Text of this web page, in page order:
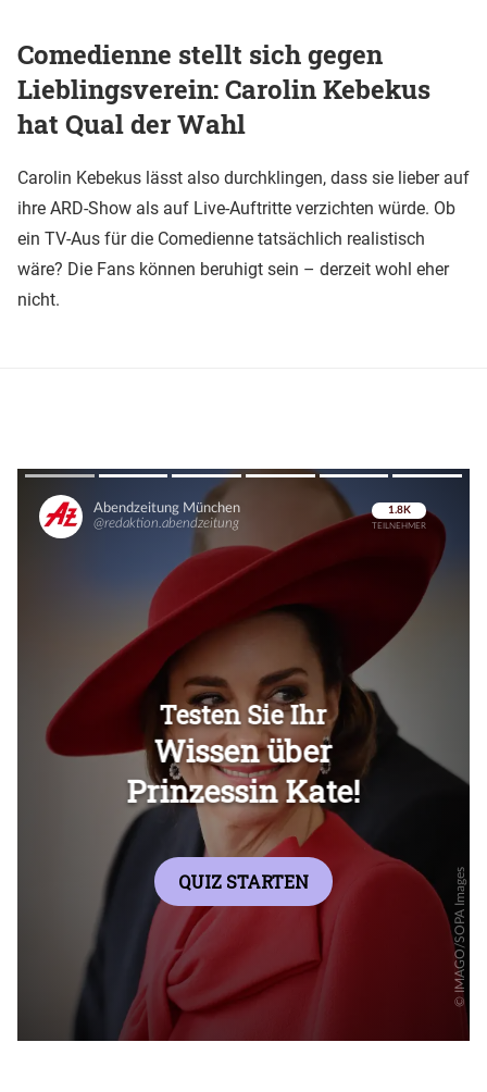
Comedienne stellt sich gegen
Lieblingsverein: Carolin Kebekus
hat Qual der Wahl
Carolin Kebekus lässt also durchklingen, dass sie lieber auf
ihre ARD-Show als auf Live-Auftritte verzichten würde. Ob
ein TV-Aus für die Comedienne tatsächlich realistisch
wäre? Die Fans können beruhigt sein – derzeit wohl eher
nicht.
Überspringen
Überspringen